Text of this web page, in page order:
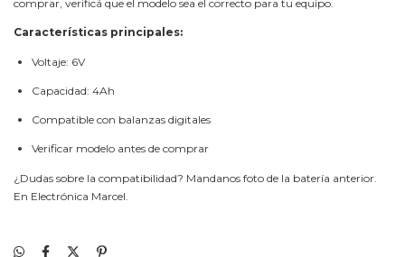
comprar, verificá que el modelo sea el correcto para tu equipo.
Características principales:
Voltaje: 6V
Capacidad: 4Ah
Compatible con balanzas digitales
Verificar modelo antes de comprar
¿Dudas sobre la compatibilidad? Mandanos foto de la batería anterior.
En Electrónica Marcel.